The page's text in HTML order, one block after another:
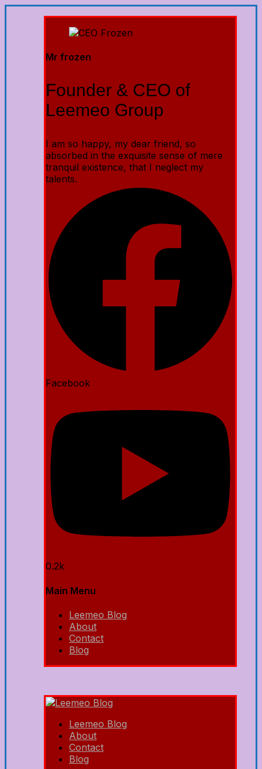
Mr frozen
Founder & CEO of
Leemeo Group
I am so happy, my dear friend, so
absorbed in the exquisite sense of mere
tranquil existence, that I neglect my
talents.
Facebook
0.2k
Main Menu
Leemeo Blog
About
Contact
Blog
Leemeo Blog
About
Contact
Blog